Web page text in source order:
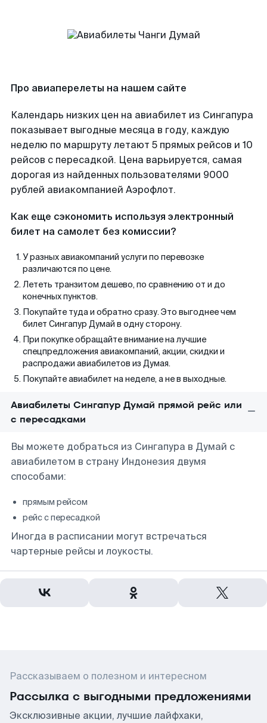
Про авиаперелеты на нашем сайте
Календарь низких цен на авиабилет из Сингапура
показывает выгодные месяца в году, каждую
неделю по маршруту летают 5 прямых рейсов и 10
рейсов с пересадкой. Цена варьируется, самая
дорогая из найденных пользователями 9000
рублей авиакомпанией Аэрофлот.
Как еще сэкономить используя электронный
билет на самолет без комиссии?
У разных авиакомпаний услуги по перевозке
различаются по цене.
Лететь транзитом дешево, по сравнению от и до
конечных пунктов.
Покупайте туда и обратно сразу. Это выгоднее чем
билет Сингапур Думай в одну сторону.
При покупке обращайте внимание на лучшие
спецпредложения авиакомпаний, акции, скидки и
распродажи авиабилетов из Думая.
Покупайте авиабилет на неделе, а не в выходные.
Авиабилеты Сингапур Думай прямой рейс или
с пересадками
Вы можете добраться из Сингапура в Думай с
авиабилетом в страну Индонезия двумя
способами:
прямым рейсом
рейс с пересадкой
Иногда в расписании могут встречаться
чартерные рейсы и лоукосты.
Рассказываем о полезном и интересном
Рассылка с выгодными предложениями
Эксклюзивные акции, лучшие лайфхаки,